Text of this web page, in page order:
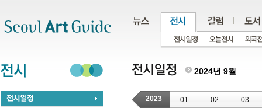
2024년 9월
2023 01 02 03